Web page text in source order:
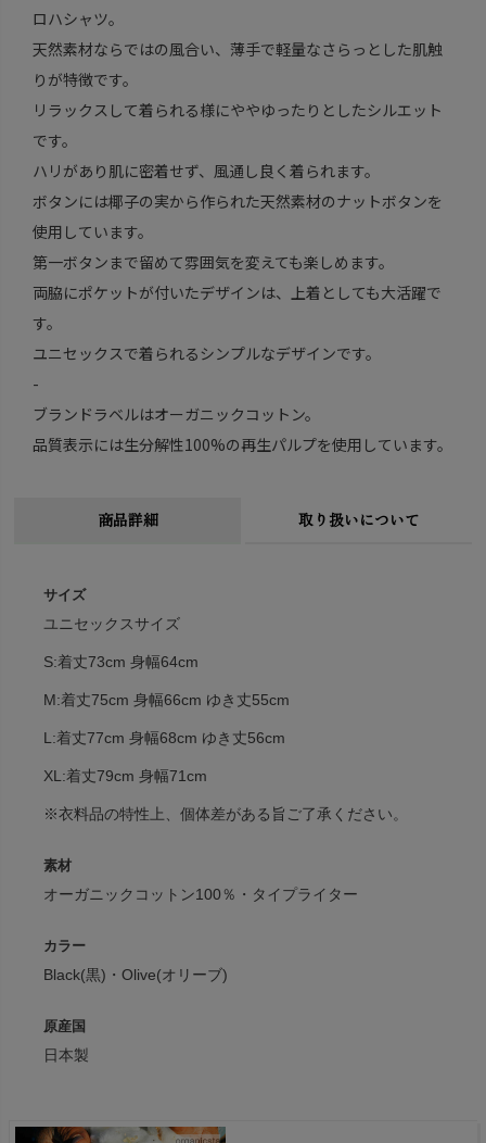
ロハシャツ。
天然素材ならではの風合い、薄手で軽量なさらっとした肌触
りが特徴です。
リラックスして着られる様にややゆったりとしたシルエット
です。
ハリがあり肌に密着せず、風通し良く着られます。
ボタンには椰子の実から作られた天然素材のナットボタンを
使用しています。
第一ボタンまで留めて雰囲気を変えても楽しめます。
両脇にポケットが付いたデザインは、上着としても大活躍で
す。
ユニセックスで着られるシンプルなデザインです。
-
ブランドラベルはオーガニックコットン。
品質表示には生分解性100%の再生パルプを使用しています。
商品詳細 取り扱いについて
サイズ
ユニセックスサイズ
S:着丈73cm 身幅64cm
M:着丈75cm 身幅66cm ゆき丈55cm
L:着丈77cm 身幅68cm ゆき丈56cm
XL:着丈79cm 身幅71cm
※衣料品の特性上、個体差がある旨ご了承ください。
素材
オーガニックコットン100％・タイプライター
カラー
Black(黒)・Olive(オリーブ)
原産国
日本製